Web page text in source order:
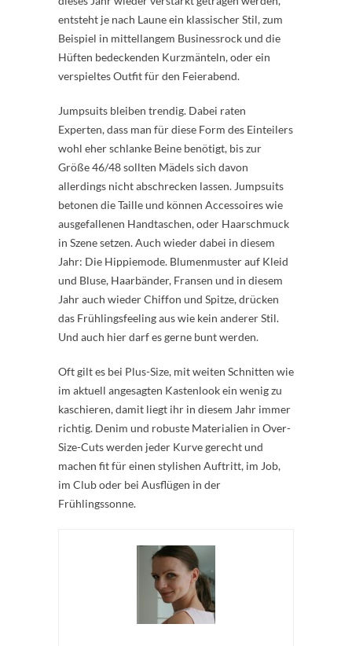
entsteht je nach Laune ein klassischer Stil, zum
Beispiel in mittellangem Businessrock und die
Hüften bedeckenden Kurzmänteln, oder ein
verspieltes Outfit für den Feierabend.
Jumpsuits bleiben trendig. Dabei raten
Experten, dass man für diese Form des Einteilers
wohl eher schlanke Beine benötigt, bis zur
Größe 46/48 sollten Mädels sich davon
allerdings nicht abschrecken lassen. Jumpsuits
betonen die Taille und können Accessoires wie
ausgefallenen Handtaschen, oder Haarschmuck
in Szene setzen. Auch wieder dabei in diesem
Jahr: Die Hippiemode. Blumenmuster auf Kleid
und Bluse, Haarbänder, Fransen und in diesem
Jahr auch wieder Chiffon und Spitze, drücken
das Frühlingsfeeling aus wie kein anderer Stil.
Und auch hier darf es gerne bunt werden.
Oft gilt es bei Plus-Size, mit weiten Schnitten wie
im aktuell angesagten Kastenlook ein wenig zu
kaschieren, damit liegt ihr in diesem Jahr immer
richtig. Denim und robuste Materialien in Over-
Size-Cuts werden jeder Kurve gerecht und
machen fit für einen stylishen Auftritt, im Job,
im Club oder bei Ausflügen in der
Frühlingssonne.